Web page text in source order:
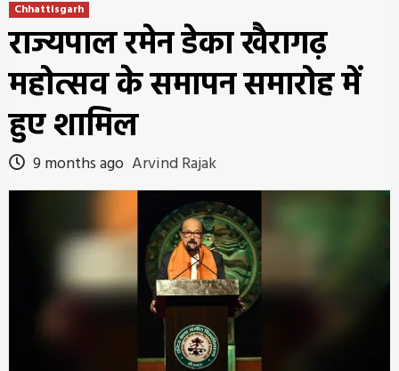
Chhattisgarh
राज्यपाल रमेन डेका खैरागढ़
महोत्सव के समापन समारोह में
हुए शामिल
9 months ago Arvind Rajak